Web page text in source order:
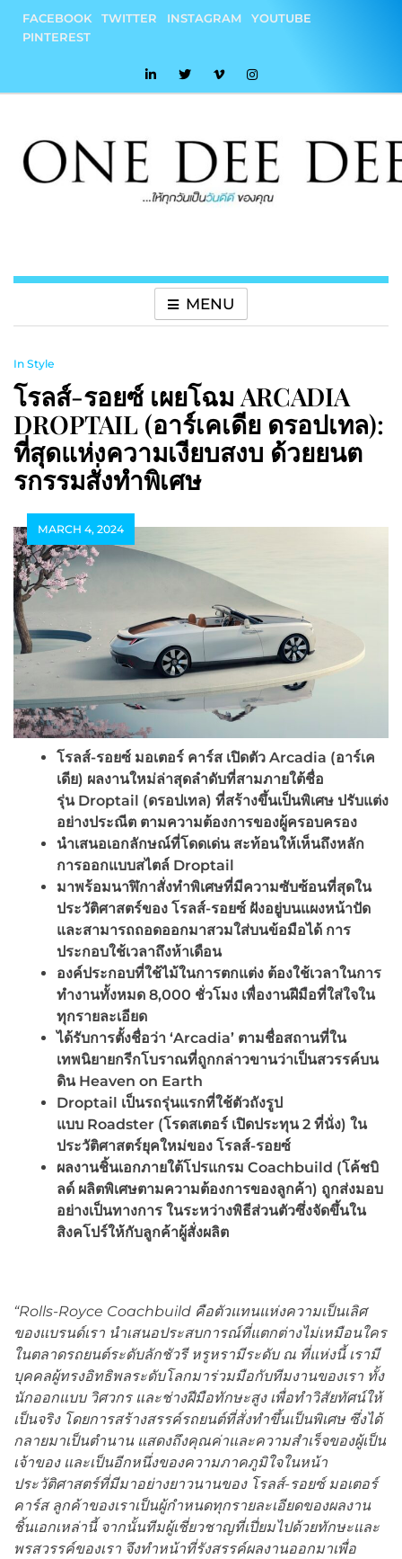
content
FACEBOOK TWITTER INSTAGRAM
YOUTUBE
PINTEREST
MENU
In Style
โรลส์-รอยซ์ เผยโฉม ARCADIA
DROPTAIL (อาร์เคเดีย ดรอปเทล):
ที่สุดแห่งความเงียบสงบ ด้วยยนต
รกรรมสั่งทำพิเศษ
MARCH 4, 2024
โรลส์-รอยซ์ มอเตอร์ คาร์ส เปิดตัว Arcadia (อาร์เค
เดีย) ผลงานใหม่ล่าสุดลำดับที่สามภายใต้ชื่อ
รุ่นDroptail (ดรอปเทล) ที่สร้างขึ้นเป็นพิเศษ ปรับแต่ง
อย่างประณีต ตามความต้องการของผู้ครอบครอง
นำเสนอเอกลักษณ์ที่โดดเด่น สะท้อนให้เห็นถึงหลัก
การออกแบบสไตล์ Droptail
มาพร้อมนาฬิกาสั่งทำพิเศษที่มีความซับซ้อนที่สุดใน
ประวัติศาสตร์ของ โรลส์-รอยซ์ ฝังอยู่บนแผงหน้าปัด
และสามารถถอดออกมาสวมใส่บนข้อมือได้ การ
ประกอบใช้เวลาถึงห้าเดือน
องค์ประกอบที่ใช้ไม้ในการตกแต่ง ต้องใช้เวลาในการ
ทำงานทั้งหมด 8,000 ชั่วโมง เพื่องานฝีมือที่ใส่ใจใน
ทุกรายละเอียด
ได้รับการตั้งชื่อว่า ‘Arcadia’ ตามชื่อสถานที่ใน
เทพนิยายกรีกโบราณที่ถูกกล่าวขานว่าเป็นสวรรค์บน
ดิน Heaven on Earth
Droptail เป็นรถรุ่นแรกที่ใช้ตัวถังรูป
แบบ Roadster (โรดสเตอร์ เปิดประทุน2 ที่นั่ง) ใน
ประวัติศาสตร์ยุคใหม่ของ โรลส์-รอยซ์
ผลงานชิ้นเอกภายใต้โปรแกรม Coachbuild (โค้ชบิ
ลด์ ผลิตพิเศษตามความต้องการของลูกค้า) ถูกส่งมอบ
อย่างเป็นทางการ ในระหว่างพิธีส่วนตัวซึ่งจัดขึ้นใน
สิงคโปร์ให้กับลูกค้าผู้สั่งผลิต
“Rolls-Royce Coachbuild คือตัวแทนแห่งความเป็นเลิศ
ของแบรนด์เรา นำเสนอประสบการณ์ที่แตกต่างไม่เหมือนใคร
ในตลาดรถยนต์ระดับลักชัวรี หรูหรามีระดับ ณ ที่แห่งนี้ เรามี
บุคคลผู้ทรงอิทธิพลระดับโลกมาร่วมมือกับทีมงานของเรา ทั้ง
นักออกแบบ วิศวกร และช่างฝีมือทักษะสูง เพื่อทำวิสัยทัศน์ให้
เป็นจริง โดยการสร้างสรรค์รถยนต์ที่สั่งทำขึ้นเป็นพิเศษ ซึ่งได้
กลายมาเป็นตำนาน แสดงถึงคุณค่าและความสำเร็จของผู้เป็น
เจ้าของ และเป็นอีกหนึ่งของความภาคภูมิใจในหน้า
ประวัติศาสตร์ที่มีมาอย่างยาวนานของ โรลส์-รอยซ์ มอเตอร์
คาร์ส ลูกค้าของเราเป็นผู้กำหนดทุกรายละเอียดของผลงาน
ชิ้นเอกเหล่านี้ จากนั้นทีมผู้เชี่ยวชาญที่เปี่ยมไปด้วยทักษะและ
พรสวรรค์ของเรา จึงทำหน้าที่รังสรรค์ผลงานออกมาเพื่อ